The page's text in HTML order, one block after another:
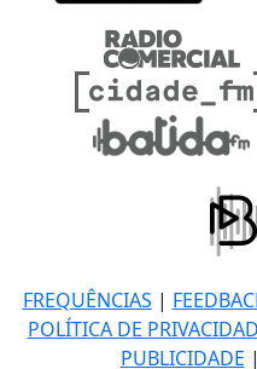
FREQUÊNCIAS |
POLÍTICA DE
PUBLICIDADE |